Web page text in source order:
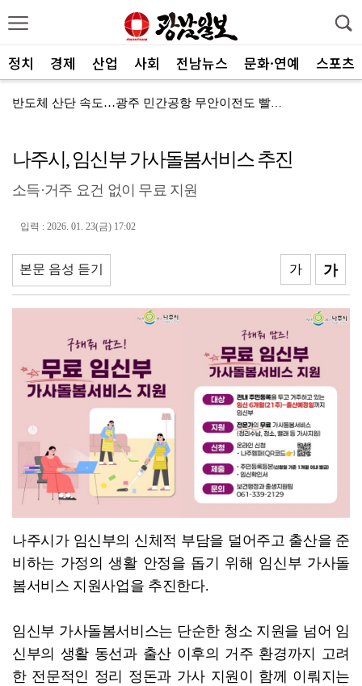
정치 경제 산업 사회 전남뉴스 문화·연예 스포츠
반도체 산단 속도…광주 민간공항 무안이전도 빨라질 듯
폭염에 멈춘 무안공항 참사 재수색 10일 재개
민주 당권 주자들, 텃밭 호남 민심잡기 '사활'
[사설]가뭄 피해 현실화…철저한 대책마련 중요
[사설]강진 병영면 ‘도시재생 성공모델’된 이유
[강소기업을 키우자] 궁전제과
반도체 호재에 광주 분양시장 ‘훈풍’…전망지수 전국 최...
폭염 속 양산 행렬
나주시, 임신부 가사돌봄서비스 추진
소득·거주 요건 없이 무료 지원
입력 : 2026. 01. 23(금) 17:02
본문 음성 듣기 가
가
나주시가 임신부의 신체적 부담을 덜어주고 출산을 준
비하는 가정의 생활 안정을 돕기 위해 임신부 가사돌
봄서비스 지원사업을 추진한다.
임신부 가사돌봄서비스는 단순한 청소 지원을 넘어 임
신부의 생활 동선과 출산 이후의 거주 환경까지 고려
한 전문적인 정리 정돈과 가사 지원이 함께 이뤄지는